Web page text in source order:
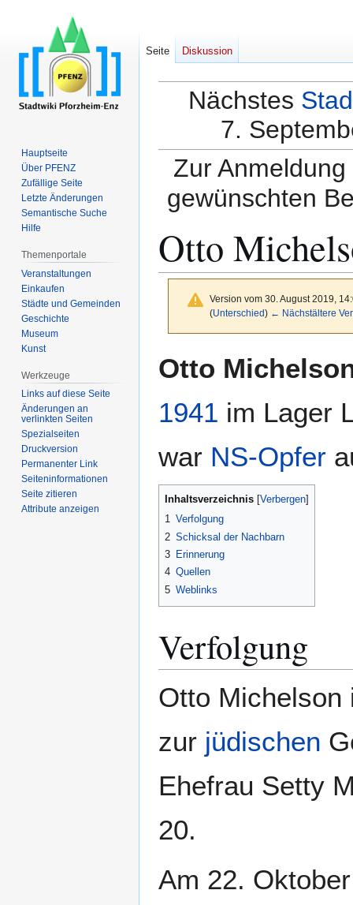
Nächstes
7.
Zur
gewünschten
Otto
Version vom 30. August 2019,
(Unterschied) ← Nächstältere
Navigation
Suche
Otto
1941 im Lager
war NS-Opfer
Inhaltsverzeichnis
1 Verfolgung
2 Schicksal der Nachbarn
3 Erinnerung
4 Quellen
5 Weblinks
Verfolgung
Otto
zur jüdischen
Ehefrau Setty
20.
Am 22.
Seite Diskussion
Hauptseite
Über PFENZ
Zufällige Seite
Letzte Änderungen
Semantische Suche
Hilfe
Themenportale
Veranstaltungen
Einkaufen
Städte und Gemeinden
Geschichte
Museum
Kunst
Werkzeuge
Links auf diese Seite
Änderungen an
verlinkten Seiten
Spezialseiten
Druckversion
Permanenter Link
Seiten­­informationen
Seite zitieren
Attribute anzeigen